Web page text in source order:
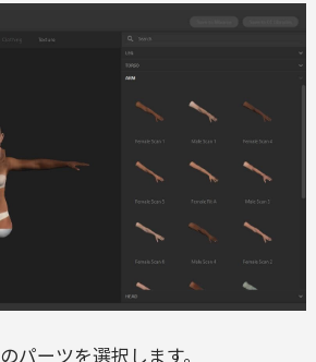
のパーツを選択します。